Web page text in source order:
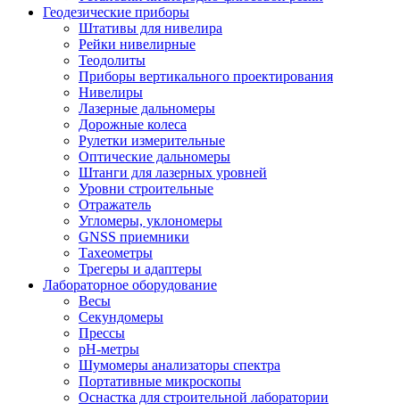
Геодезические приборы
Штативы для нивелира
Рейки нивелирные
Теодолиты
Приборы вертикального проектирования
Нивелиры
Лазерные дальномеры
Дорожные колеса
Рулетки измерительные
Оптические дальномеры
Штанги для лазерных уровней
Уровни строительные
Отражатель
Угломеры, уклономеры
GNSS приемники
Тахеометры
Трегеры и адаптеры
Лабораторное оборудование
Весы
Секундомеры
Прессы
pH-метры
Шумомеры анализаторы спектра
Портативные микроскопы
Оснастка для строительной лаборатории